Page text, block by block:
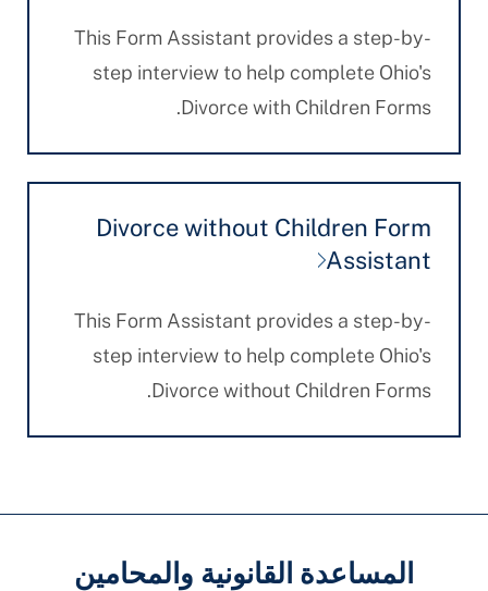
This Form Assistant provides a step-by-
step interview to help complete Ohio's
Divorce with Children Forms.
Divorce without Children Form
Assistant
This Form Assistant provides a step-by-
step interview to help complete Ohio's
Divorce without Children Forms.
المساعدة القانونية والمحامين